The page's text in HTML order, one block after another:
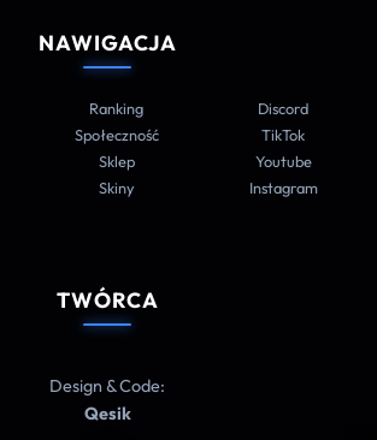
NAWIGACJA
Ranking
Społeczność
Sklep
Skiny
Discord
TikTok
Youtube
Instagram
TWÓRCA
Design & Code:
Qesik